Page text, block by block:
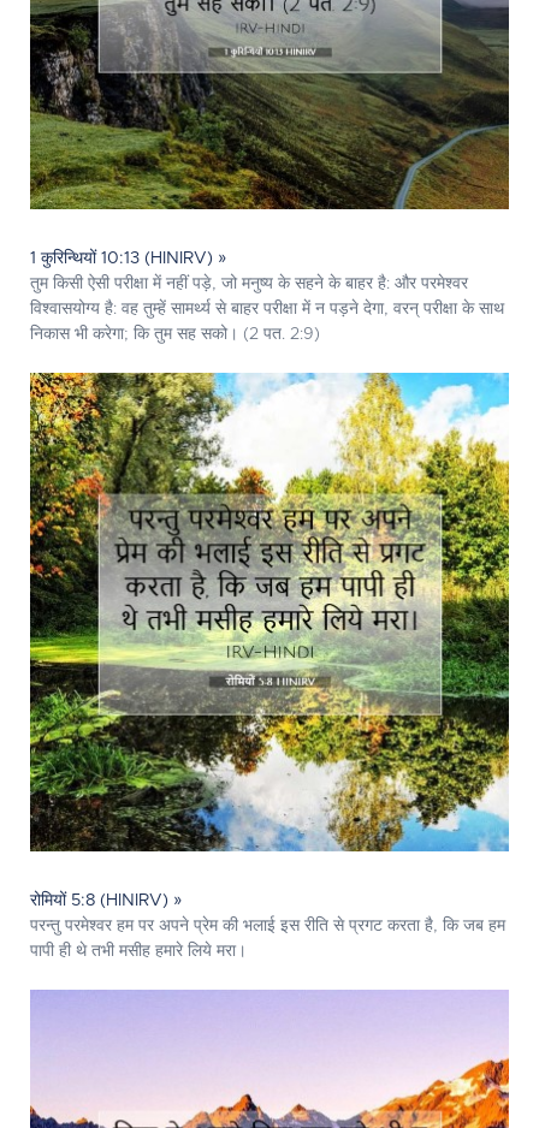
1 कुरिन्थियों 10:13 (HINIRV) »
तुम किसी ऐसी परीक्षा में नहीं पड़े, जो मनुष्य के सहने के बाहर है: और परमेश्‍वर
विश्वासयोग्य है: वह तुम्हें सामर्थ्य से बाहर परीक्षा में न पड़ने देगा, वरन् परीक्षा के साथ
निकास भी करेगा; कि तुम सह सको। (2 पत. 2:9)
रोमियों 5:8 (HINIRV) »
परन्तु परमेश्‍वर हम पर अपने प्रेम की भलाई इस रीति से प्रगट करता है, कि जब हम
पापी ही थे तभी मसीह हमारे लिये मरा।